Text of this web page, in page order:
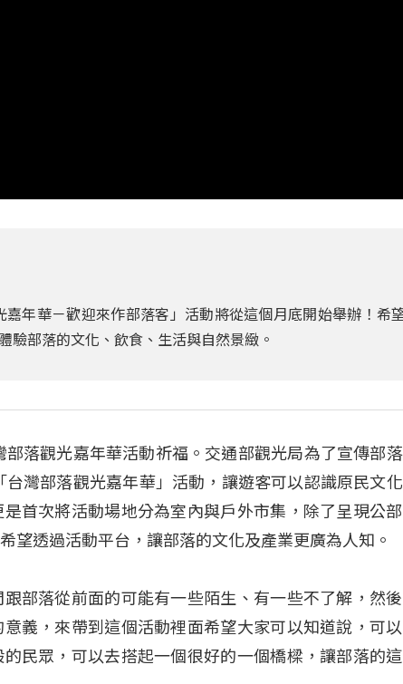
年華－歡迎來作部落客」活動將從這個月底開始舉辦！希
驗部落的文化、飲食、生活與自然景緻。
落觀光嘉年華活動祈福。交通部觀光局為了宣傳部
灣部落觀光嘉年華」活動，讓遊客可以認識原民文
首次將活動場地分為室內與戶外市集，除了呈現公
望透過活動平台，讓部落的文化及產業更廣為人知。
部落從前面的可能有一些陌生、有一些不了解，然
義，來帶到這個活動裡面希望大家可以知道說，可
民眾，可以去搭起一個很好的一個橋樑，讓部落的